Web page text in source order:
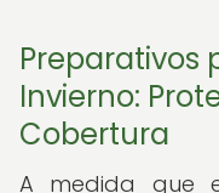
Preparativos
Invierno:
Cobertura
A medida que